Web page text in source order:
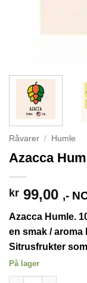
Råvarer / Humle
Azacca
kr 99,00 ,-
Azacca Humle.
en smak / aroma
Sitrusfrukter
På lager